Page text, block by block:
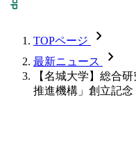
TOPページ chevron_forward
最新ニュース chevron_forward
【名城大学】総合
推進機構」創立記念